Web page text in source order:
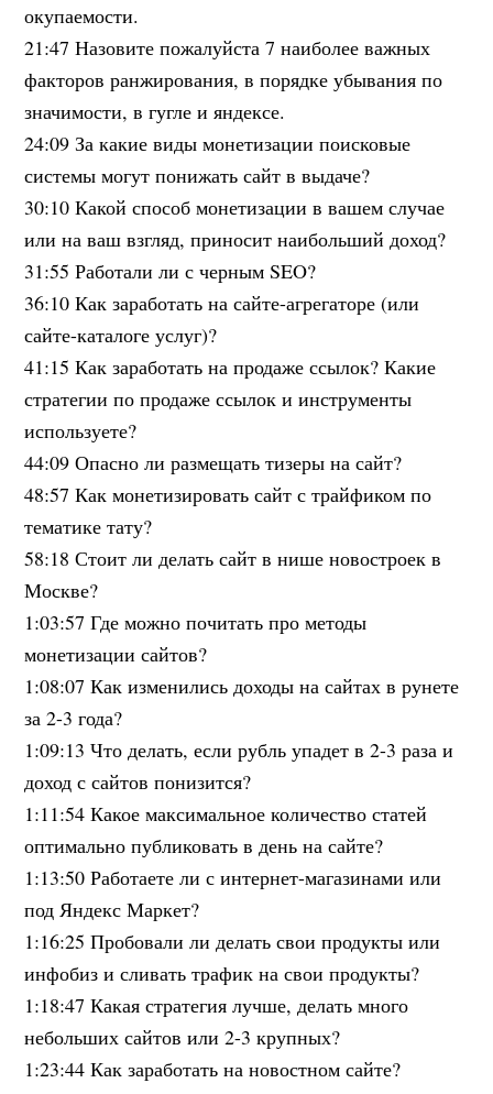
окупаемости.
21:47 Назовите пожалуйста 7 наиболее важных
факторов ранжирования, в порядке убывания по
значимости, в гугле и яндексе.
24:09 За какие виды монетизации поисковые
системы могут понижать сайт в выдаче?
30:10 Какой способ монетизации в вашем случае
или на ваш взгляд, приносит наибольший доход?
31:55 Работали ли с черным SEO?
36:10 Как заработать на сайте-агрегаторе (или
сайте-каталоге услуг)?
41:15 Как заработать на продаже ссылок? Какие
стратегии по продаже ссылок и инструменты
используете?
44:09 Опасно ли размещать тизеры на сайт?
48:57 Как монетизировать сайт с трайфиком по
тематике тату?
58:18 Стоит ли делать сайт в нише новостроек в
Москве?
1:03:57 Где можно почитать про методы
монетизации сайтов?
1:08:07 Как изменились доходы на сайтах в рунете
за 2-3 года?
1:09:13 Что делать, если рубль упадет в 2-3 раза и
доход с сайтов понизится?
1:11:54 Какое максимальное количество статей
оптимально публиковать в день на сайте?
1:13:50 Работаете ли с интернет-магазинами или
под Яндекс Маркет?
1:16:25 Пробовали ли делать свои продукты или
инфобиз и сливать трафик на свои продукты?
1:18:47 Какая стратегия лучше, делать много
небольших сайтов или 2-3 крупных?
1:23:44 Как заработать на новостном сайте?